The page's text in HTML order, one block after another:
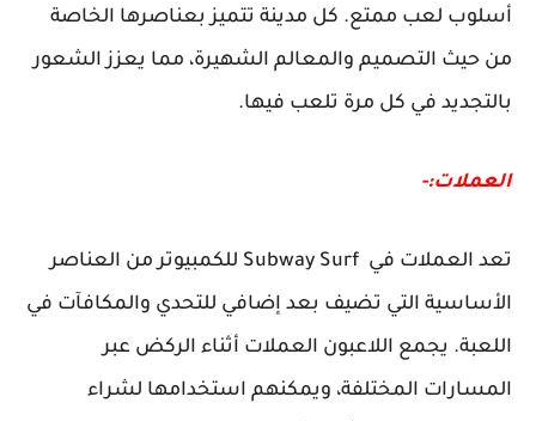
أسلوب لعب ممتع. كل مدينة تتميز بعناصرها الخاصة
من حيث التصميم والمعالم الشهيرة، مما يعزز الشعور
بالتجديد في كل مرة تلعب فيها.
العملات:-
تعد العملات في Subway Surf للكمبيوتر من العناصر
الأساسية التي تضيف بعد إضافي للتحدي والمكافآت في
اللعبة. يجمع اللاعبون العملات أثناء الركض عبر
المسارات المختلفة، ويمكنهم استخدامها لشراء